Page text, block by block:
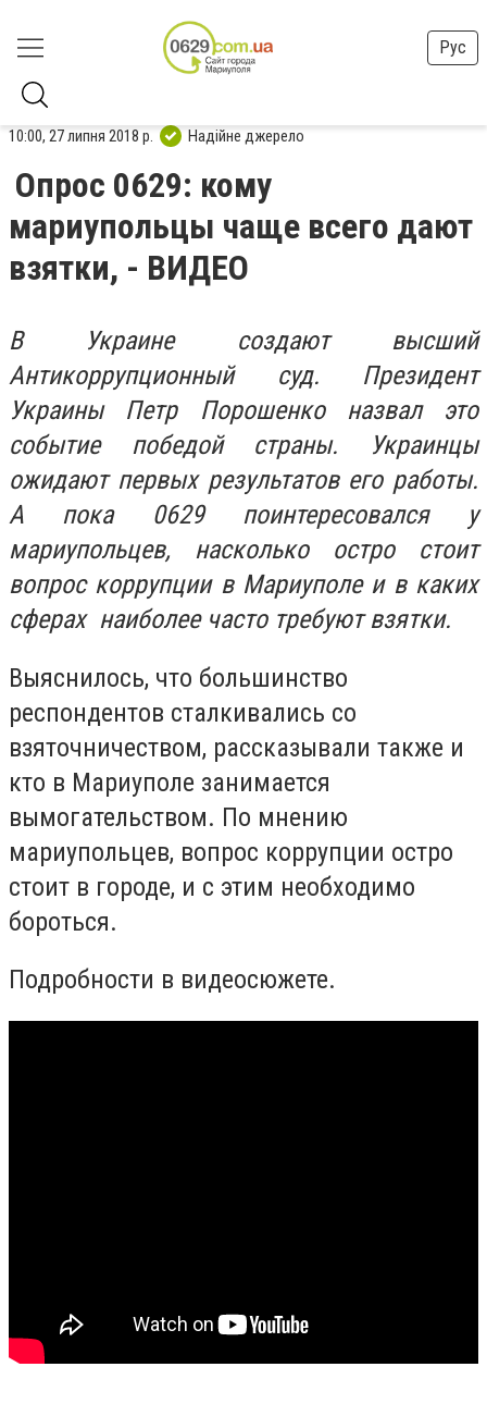
Рус
10:00, 27 липня 2018 р. Надійне джерело
Опрос 0629: кому
мариупольцы чаще всего дают
взятки, - ВИДЕО
В Украине создают высший
Антикоррупционный суд. Президент
Украины Петр Порошенко назвал это
событие победой страны. Украинцы
ожидают первых результатов его работы.
А пока 0629 поинтересовался у
мариупольцев, насколько остро стоит
вопрос коррупции в Мариуполе и в каких
сферах наиболее часто требуют взятки.
Выяснилось, что большинство
респондентов сталкивались со
взяточничеством, рассказывали также и
кто в Мариуполе занимается
вымогательством. По мнению
мариупольцев, вопрос коррупции остро
стоит в городе, и с этим необходимо
бороться.
Подробности в видеосюжете.